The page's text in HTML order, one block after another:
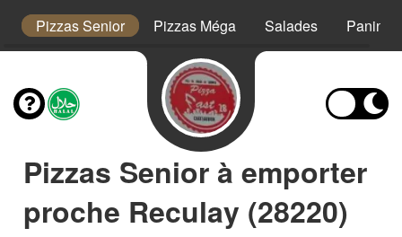
Pizzas Senior Pizzas Méga Salades Paninis
Pizzas Senior à emporter
proche Reculay (28220)